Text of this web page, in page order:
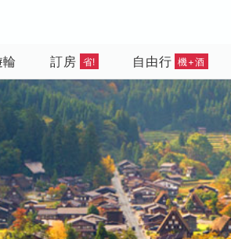
訂房 省! 自由行 機+酒